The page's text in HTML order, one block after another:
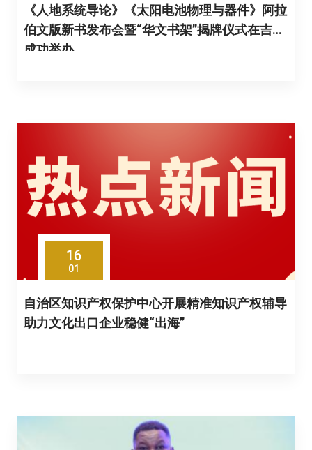
《人地系统导论》《太阳电池物理与器件》阿拉
伯文版新书发布会暨“华文书架”揭牌仪式在吉达
成功举办
16
01
自治区知识产权保护中心开展精准知识产权辅导
助力文化出口企业稳健“出海”